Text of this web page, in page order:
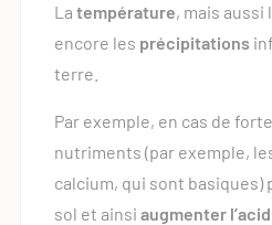
La température, mais aussi
encore les précipitations
terre.
Par exemple, en cas de
nutriments (par exemple,
calcium, qui sont
sol et ainsi augmenter